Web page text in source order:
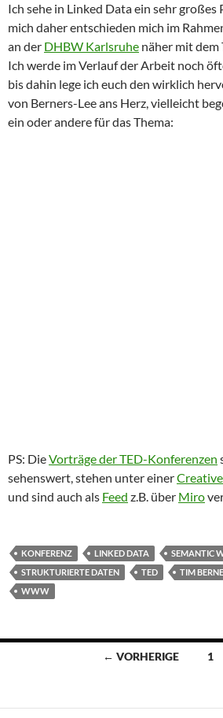
Ich sehe in Linked Data ein sehr
mich daher entschieden mich im
an der DHBW Karlsruhe näher mit dem
Ich werde im Verlauf der Arbeit noch
bis dahin lege ich euch den wirklich
von Berners-Lee ans Herz, vielleicht
ein oder andere für das Thema:
PS: DieVorträge der TED-Konferenzen
sehenswert, stehen unter einer
und sind auch als Feed z.B. über Miro
KONFERENZ LINKED DATA
SEMANTIC
STRUKTURIERTE DATEN
TED TIM
WWW
Beitragsnavigation
← VORHERIGE 1